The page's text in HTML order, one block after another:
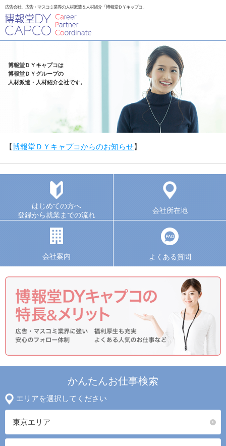
広告会社、広告・マスコミ業界の人材派遣＆人材紹介「博報堂ＤＹキャプコ」
博報堂ＤＹキャプコは
博報堂ＤＹグループの
人材派遣・人材紹介会社です。
【博報堂ＤＹキャプコからのお知らせ】
はじめての方へ
登録から就業までの流れ
会社所在地
会社案内 よくある質問
かんたんお仕事検索
エリアを選択してください
東京エリア